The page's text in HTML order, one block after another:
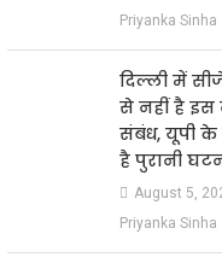
Priyanka Sinha
दिल्ली में
से नहीं है इस
संबंध, यूपी के
है पुरानी
August 5,
Priyanka Sinha